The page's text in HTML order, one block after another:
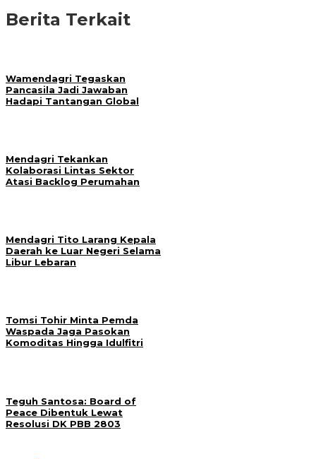
Berita Terkait
Wamendagri Tegaskan
Pancasila Jadi Jawaban
Hadapi Tantangan Global
Mendagri Tekankan
Kolaborasi Lintas Sektor
Atasi Backlog Perumahan
Mendagri Tito Larang Kepala
Daerah ke Luar Negeri Selama
Libur Lebaran
Tomsi Tohir Minta Pemda
Waspada Jaga Pasokan
Komoditas Hingga Idulfitri
Teguh Santosa: Board of
Peace Dibentuk Lewat
Resolusi DK PBB 2803